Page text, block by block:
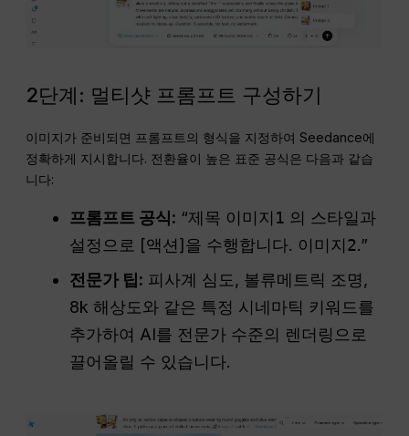
2단계: 멀티샷 프롬프트 구성하기
이미지가 준비되면 프롬프트의 형식을 지정하여 Seedance에
정확하게 지시합니다. 전환율이 높은 표준 공식은 다음과 같습
니다:
프롬프트 공식: “제목 이미지1 의 스타일과
설정으로 [액션]을 수행합니다. 이미지2.”
전문가 팁: 피사계 심도, 볼류메트릭 조명,
8k 해상도와 같은 특정 시네마틱 키워드를
추가하여 AI를 전문가 수준의 렌더링으로
끌어올릴 수 있습니다.